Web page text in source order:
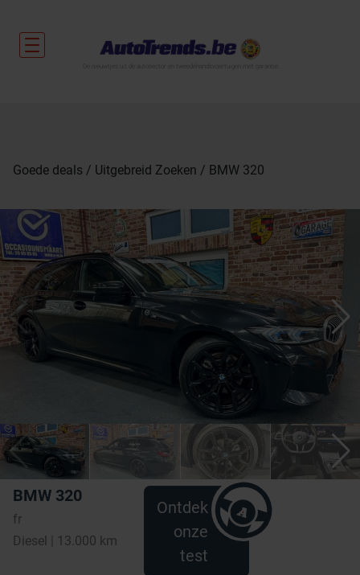
Goede deals Uitgebreid Zoeken BMW 320
BMW 320
fr
Diesel | 13.000 km
Ontdek
onze
test